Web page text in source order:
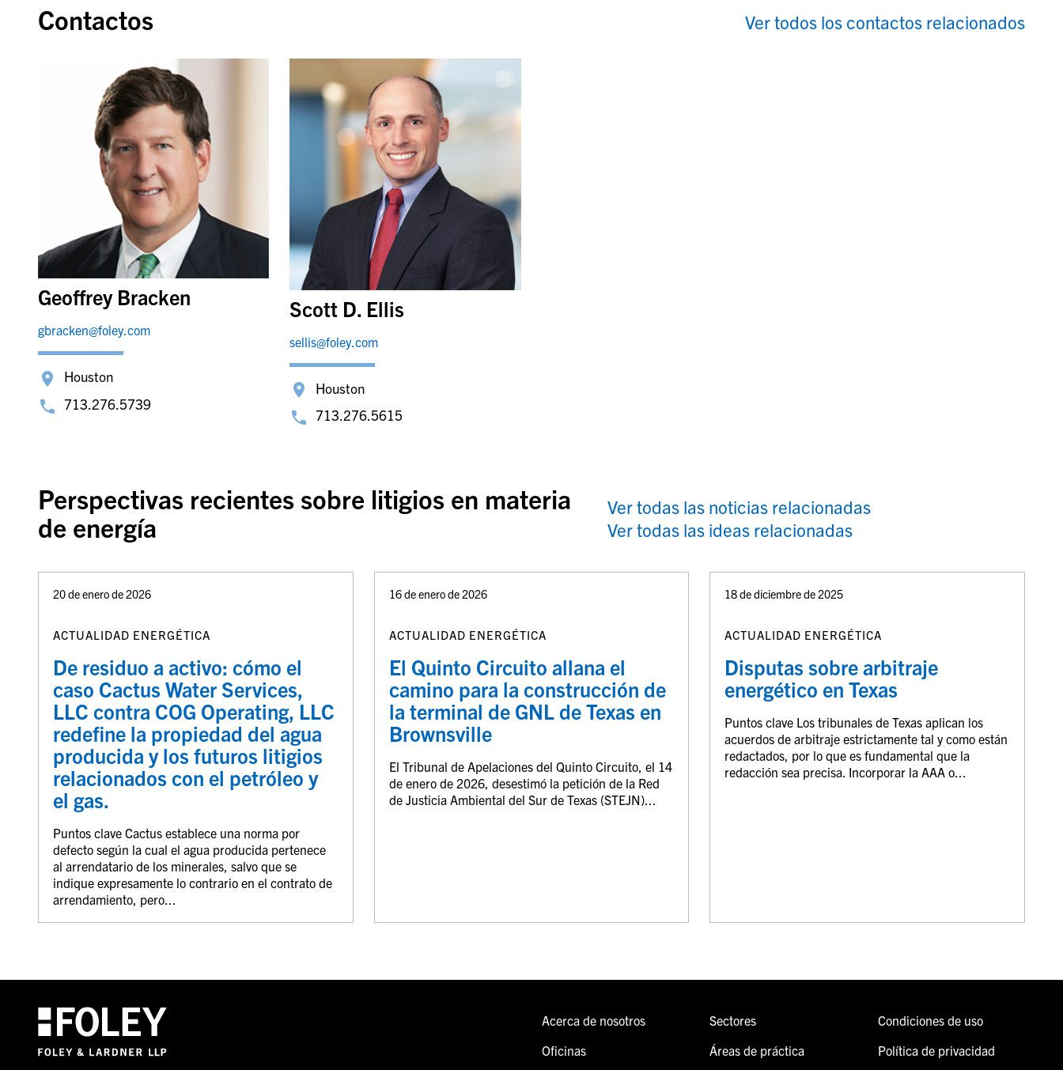
Contactos Ver todos los contactos relacionados
Geoffrey Bracken
gbracken@foley.com
Houston
713.276.5739
Scott D. Ellis
sellis@foley.com
Houston
713.276.5615
Perspectivas recientes sobre litigios en materia
de energía
Ver todas las noticias relacionadas
Ver todas las ideas relacionadas
20 de enero de 2026
ACTUALIDAD ENERGÉTICA
De residuo a activo: cómo el
caso Cactus Water Services,
LLC contra COG Operating, LLC
redefine la propiedad del agua
producida y los futuros litigios
relacionados con el petróleo y
el gas.
Puntos clave Cactus establece una norma por
defecto según la cual el agua producida pertenece
al arrendatario de los minerales, salvo que se
indique expresamente lo contrario en el contrato de
arrendamiento, pero...
16 de enero de 2026
ACTUALIDAD ENERGÉTICA
El Quinto Circuito allana el
camino para la construcción de
la terminal de GNL de Texas en
Brownsville
El Tribunal de Apelaciones del Quinto Circuito, el 14
de enero de 2026, desestimó la petición de la Red
de Justicia Ambiental del Sur de Texas (STEJN)...
18 de diciembre de 2025
ACTUALIDAD ENERGÉTICA
Disputas sobre arbitraje
energético en Texas
Puntos clave Los tribunales de Texas aplican los
acuerdos de arbitraje estrictamente tal y como están
redactados, por lo que es fundamental que la
redacción sea precisa. Incorporar la AAA o...
Acerca de nosotros
Oficinas
Sectores
Áreas de práctica
Condiciones de uso
Política de privacidad